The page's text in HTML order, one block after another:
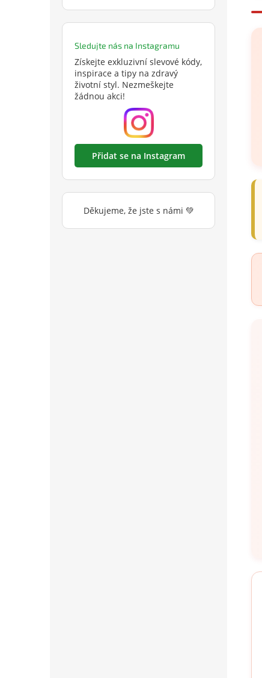
Sledujte nás na Instagramu
Získejte exkluzivní slevové kódy,
inspirace a tipy na zdravý
životní styl. Nezmeškejte
žádnou akci!
Přidat se na Instagram
Děkujeme, že jste s námi 💚